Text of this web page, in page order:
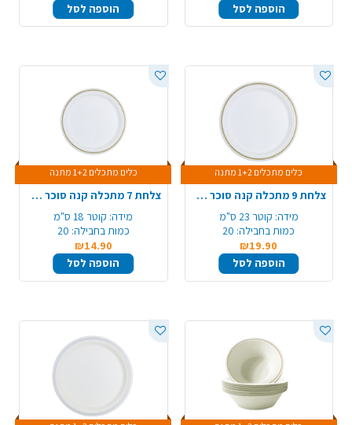
הוספה לסל
הוספה לסל
כלים מתכלים 1+2 מתנה
צלחת 9 מתכלה קנה סוכר מודפס 20 יח' - זהב
מידה: קוטר 23 ס"מ
כמות בחבילה: 20
₪19.90
הוספה לסל
כלים מתכלים 1+2 מתנה
צלחת 7 מתכלה קנה סוכר מודפס 20 יח' - זהב
מידה: קוטר 18 ס"מ
כמות בחבילה: 20
₪14.90
הוספה לסל